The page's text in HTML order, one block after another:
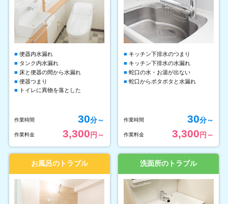
便器内水漏れ
タンク内水漏れ
床と便器の間から水漏れ
便器つまり
トイレに異物を落とした
作業時間 30分～
作業料金 3,300 円～
キッチン下排水のつまり
キッチン下排水の水漏れ
蛇口の水・お湯が出ない
蛇口からポタポタと水漏れ
作業時間 30分～
作業料金 3,300 円～
お風呂のトラブル 洗面所のトラブル